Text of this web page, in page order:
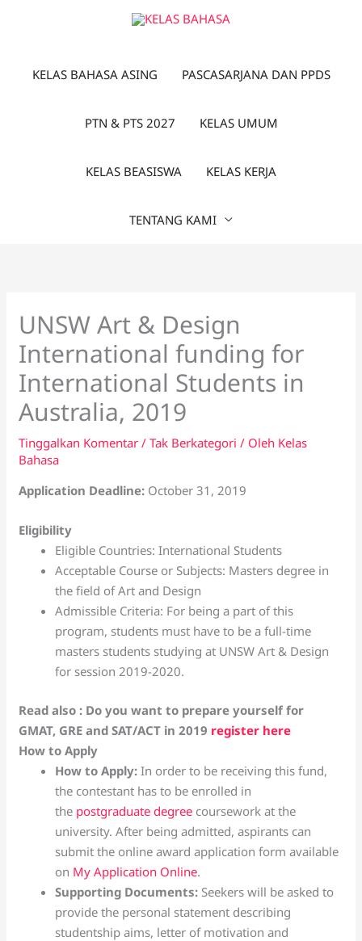
KELAS BAHASA ASING
PASCASARJANA DAN PPDS
PTN & PTS 2027 KELAS UMUM
KELAS BEASISWA KELAS KERJA
TENTANG KAMI
UNSW Art & Design
International funding for
International Students in
Australia, 2019
Tinggalkan Komentar /Tak Berkategori / Oleh Kelas
Bahasa
Application Deadline: October 31, 2019
Eligibility
Eligible Countries: International Students
Acceptable Course or Subjects: Masters degree in
the field of Art and Design
Admissible Criteria: For being a part of this
program, students must have to be a full-time
masters students studying at UNSW Art & Design
for session 2019-2020.
Read also : Do you want to prepare yourself for
GMAT, GRE and SAT/ACT in 2019 register here
How to Apply
How to Apply:In order to be receiving this fund,
the contestant has to be enrolled in
the postgraduate degree coursework at the
university. After being admitted, aspirants can
submit the online award application form available
on My Application Online.
Supporting Documents: Seekers will be asked to
provide the personal statement describing
studentship aims, letter of motivation and